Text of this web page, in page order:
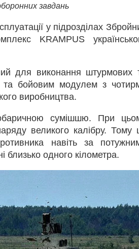
завдань
у підрозділах
KRAMPUS
для виконання штурмових
та бойовим модулем з
виробництва.
сумішшю. При
великого калібру. Тому
навіть за
близько одного кілометра.